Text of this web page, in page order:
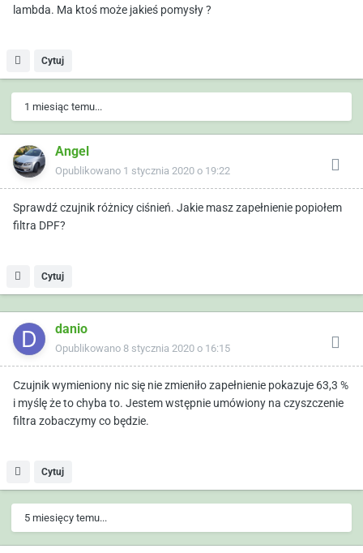
lambda. Ma ktoś może jakieś pomysły ?
Cytuj
1 miesiąc temu...
Angel
Opublikowano 1 stycznia 2020 o 19:22
Sprawdź czujnik różnicy ciśnień. Jakie masz zapełnienie popiołem
filtra DPF?
Cytuj
danio
Opublikowano 8 stycznia 2020 o 16:15
Czujnik wymieniony nic się nie zmieniło zapełnienie pokazuje 63,3 %
i myślę że to chyba to. Jestem wstępnie umówiony na czyszczenie
filtra zobaczymy co będzie.
Cytuj
5 miesięcy temu...